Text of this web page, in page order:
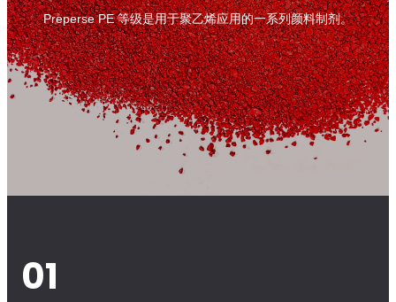
Preperse PE 等级是用于聚乙烯应用的一系列颜料制剂。
01